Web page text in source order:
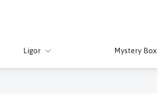
Ligor Mystery Box